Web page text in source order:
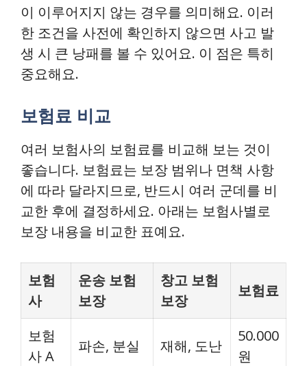
이 이루어지지 않는 경우를 의미해요. 이러
한 조건을 사전에 확인하지 않으면 사고 발
생 시 큰 낭패를 볼 수 있어요. 이 점은 특히
중요해요.
보험료 비교
여러 보험사의 보험료를 비교해 보는 것이
좋습니다. 보험료는 보장 범위나 면책 사항
에 따라 달라지므로, 반드시 여러 군데를 비
교한 후에 결정하세요. 아래는 보험사별로
보장 내용을 비교한 표예요.
보험
사
운송 보험
보장
창고 보험
보장
보험료
보험
사 A
파손, 분실 재해, 도난
50.000
원